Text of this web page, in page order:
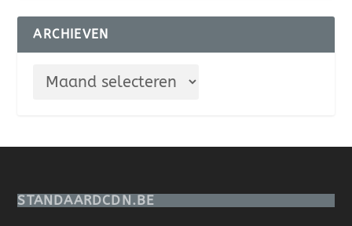
ARCHIEVEN
STANDAARDCDN.BE